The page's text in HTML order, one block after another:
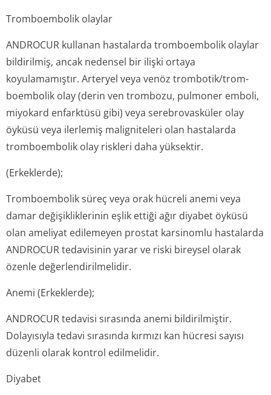
Tromboembolik olaylar
ANDROCUR kullanan hastalarda tromboembolik olaylar
bildirilmiş, ancak nedensel bir ilişki ortaya
koyulamamıştır. Arteryel veya venöz trombotik/trom­
boembolik olay (derin ven trombozu, pulmoner emboli,
miyokard enfarktüsü gibi) veya serebrovasküler olay
öyküsü veya ilerlemiş maligniteleri olan hastalarda
tromboembolik olay riskleri daha yüksektir.
(Erkeklerde);
Tromboembolik süreç veya orak hücreli anemi veya
damar değişikliklerinin eşlik ettiği ağır diyabet öyküsü
olan ameliyat edilemeyen prostat karsinomlu hastalarda
ANDROCUR tedavisinin yarar ve riski bireysel olarak
özenle değerlendiril­melidir.
Anemi (Erkeklerde);
ANDROCUR tedavisi sırasında anemi bildirilmiştir.
Dolayısıyla tedavi sırasında kırmızı kan hücresi sayısı
düzenli olarak kontrol edilmelidir.
Diyabet